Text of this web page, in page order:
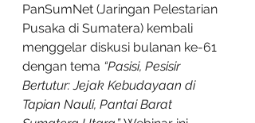
PanSumNet (Jaringan Pelestarian
Pusaka di Sumatera) kembali
menggelar diskusi bulanan ke-61
dengan tema “Pasisi, Pesisir
Bertutur: Jejak Kebudayaan di
Tapian Nauli, Pantai Barat